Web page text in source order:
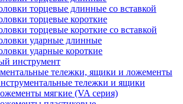
торцевые длинные со вставкой
торцевые короткие
торцевые короткие со вставкой
ударные длинные
ударные короткие
инструмент
тележки, ящики и ложементы
тележки и ящики
мягкие (VA серия)